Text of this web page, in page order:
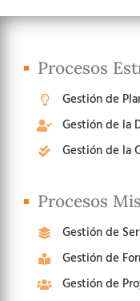
Procesos
Gestión de
Gestión de la
Gestión de la
Procesos
Gestión de
Gestión de
Gestión de